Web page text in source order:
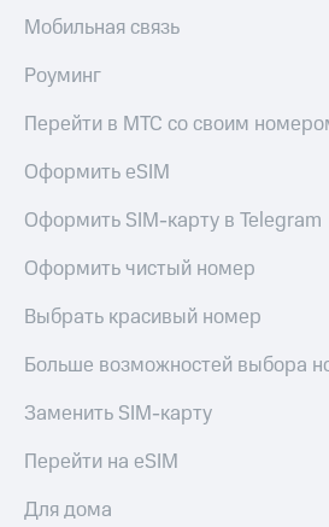
Мобильная связь
Роуминг
Перейти в МТС со своим
Оформить eSIM
Оформить SIM-карту в Telegram
Оформить чистый номер
Выбрать красивый номер
Больше возможностей выбора
Заменить SIM-карту
Перейти на eSIM
Для дома